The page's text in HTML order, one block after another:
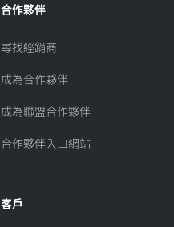
合作夥伴
尋找經銷商
成為合作夥伴
成為聯盟合作夥伴
合作夥伴入口網站
客戶